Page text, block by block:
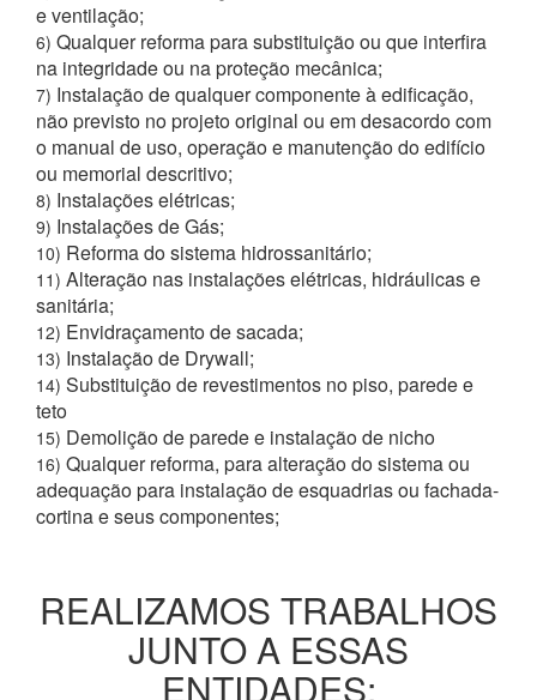
e ventilação;
6) Qualquer reforma para substituição ou que interfira
na integridade ou na proteção mecânica;
7) Instalação de qualquer componente à edificação,
não previsto no projeto original ou em desacordo com
o manual de uso, operação e manutenção do edifício
ou memorial descritivo;
8) Instalações elétricas;
9) Instalações de Gás;
10) Reforma do sistema hidrossanitário;
11) Alteração nas instalações elétricas, hidráulicas e
sanitária;
12) Envidraçamento de sacada;
13) Instalação de Drywall;
14) Substituição de revestimentos no piso, parede e
teto
15) Demolição de parede e instalação de nicho
16) Qualquer reforma, para alteração do sistema ou
adequação para instalação de esquadrias ou fachada-
cortina e seus componentes;
REALIZAMOS TRABALHOS
JUNTO A ESSAS
ENTIDADES: